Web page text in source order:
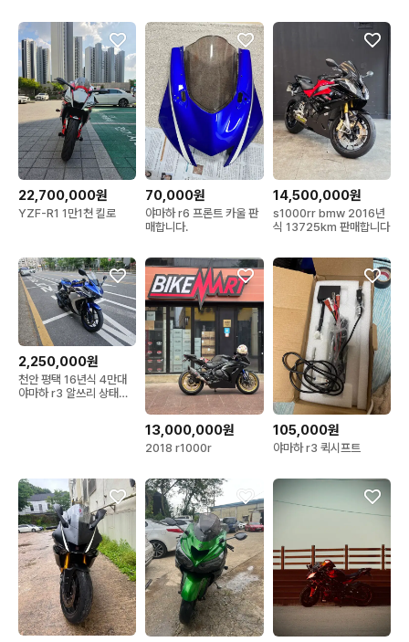
22,700,000원
YZF-R1 1만1쳔 킬로
70,000원
야마하 r6 프론트 카울 판
매합니다.
14,500,000원
s1000rr bmw 2016년
식 13725km 판매합니다
2,250,000원
천안 평택 16년식 4만대
야마하 r3 알쓰리 상태좋
13,000,000원
2018 r1000r
105,000원
야마하 r3 퀵시프트